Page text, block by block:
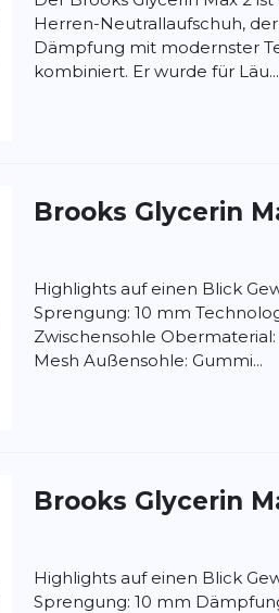
Ort und
Sehr
Herren-Neutrallaufschuh,
Dämpfung mit modernster
kombiniert. Er wurde für Läu...
Brooks Glycerin
Highlights auf einen Blick
Sprengung: 10 mm
Zwischensohle
Mesh Außensohle: Gummi...
Brooks Glycerin
Highlights auf einen Blick
Sprengung: 10 mm